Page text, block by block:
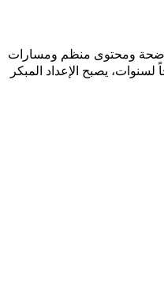
ومحتوى منظم ومسارات
يصبح الإعداد المبكر